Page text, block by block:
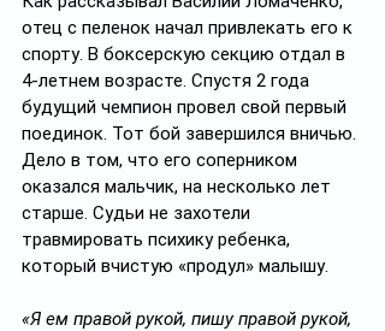
отец с пеленок начал привлекать его к
спорту. В боксерскую секцию отдал в
4-летнем возрасте. Спустя 2 года
будущий чемпион провел свой первый
поединок. Тот бой завершился вничью.
Дело в том, что его соперником
оказался мальчик, на несколько лет
старше. Судьи не захотели
травмировать психику ребенка,
который вчистую «продул» малышу.
«Я ем правой рукой, пишу правой рукой,